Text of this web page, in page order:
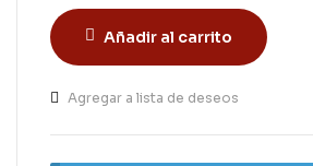
Añadir al carrito
Agregar a lista de deseos